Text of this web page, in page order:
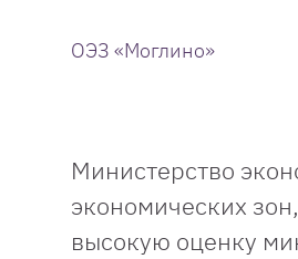
ОЭЗ «Моглино»
Министерство
экономических
высокую оценку